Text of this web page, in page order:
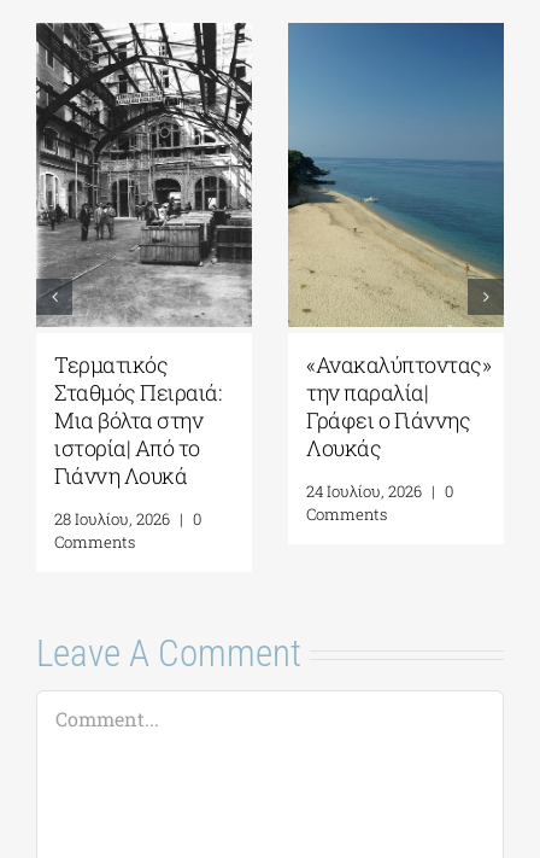
Τερματικός
Σταθμός Πειραιά:
Μια βόλτα στην
ιστορία| Από το
Γιάννη Λουκά
28 Ιουλίου, 2026 | 0
Comments
«Ανακαλύπτοντας»
την παραλία|
Γράφει ο Γιάννης
Λουκάς
24 Ιουλίου, 2026 | 0
Comments
Leave A Comment
Comment